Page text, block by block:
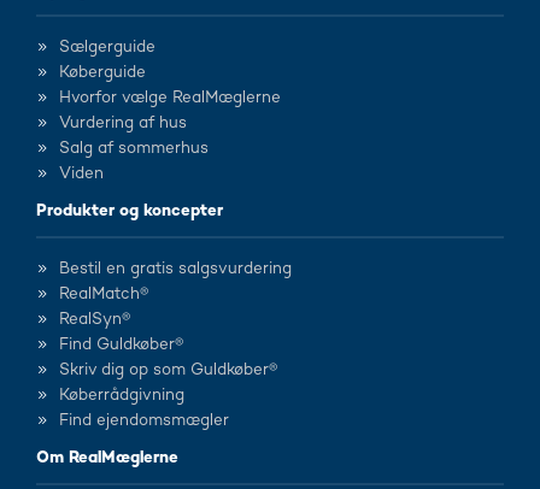
Sælgerguide
Køberguide
Hvorfor vælge RealMæglerne
Vurdering af hus
Salg af sommerhus
Viden
Produkter og koncepter
Bestil en gratis salgsvurdering
RealMatch®
RealSyn®
Find Guldkøber®
Skriv dig op som Guldkøber®
Køberrådgivning
Find ejendomsmægler
Om RealMæglerne